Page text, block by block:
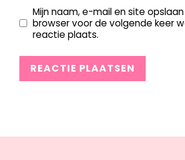
Mijn naam, e-mail en site
browser voor de volgende keer
reactie plaats.